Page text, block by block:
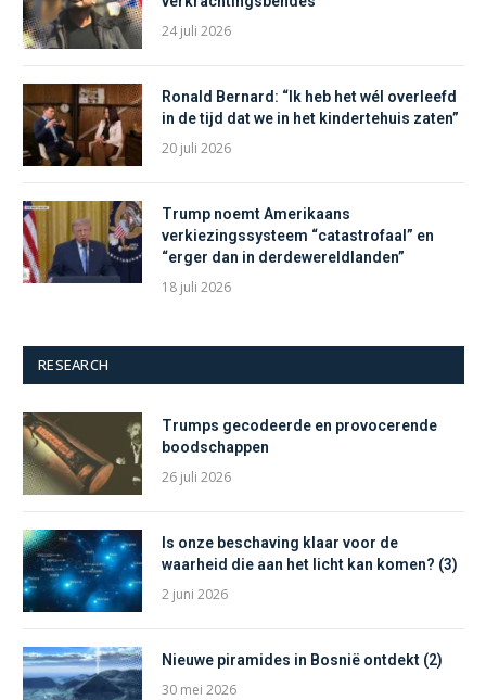
24 juli 2026
Ronald Bernard: “Ik heb het wél overleefd
in de tijd dat we in het kindertehuis zaten”
20 juli 2026
Trump noemt Amerikaans
verkiezingssysteem “catastrofaal” en
“erger dan in derdewereldlanden”
18 juli 2026
RESEARCH
Trumps gecodeerde en provocerende
boodschappen
26 juli 2026
Is onze beschaving klaar voor de
waarheid die aan het licht kan komen? (3)
2 juni 2026
Nieuwe piramides in Bosnië ontdekt (2)
30 mei 2026